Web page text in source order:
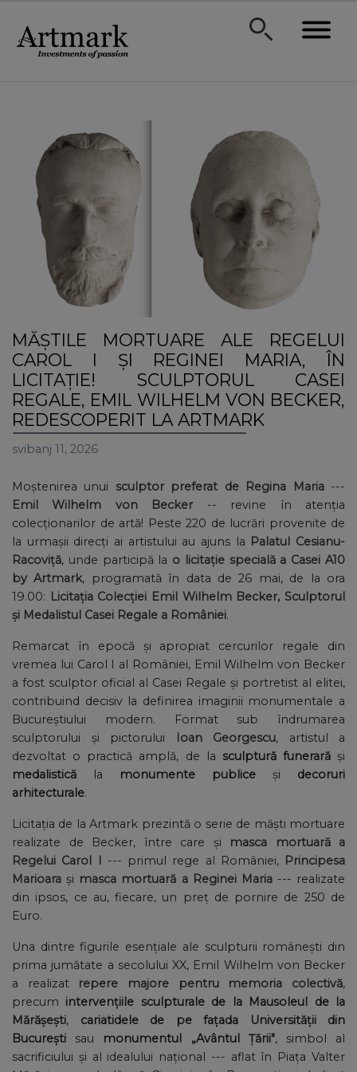
MĂȘTILE MORTUARE ALE REGELUI
CAROL I ȘI REGINEI MARIA, ÎN
LICITAȚIE! SCULPTORUL CASEI
REGALE, EMIL WILHELM VON BECKER,
REDESCOPERIT LA ARTMARK
svibanj 11, 2026
Moștenirea unui sculptor preferat de Regina Maria---
Emil Wilhelm von Becker-- revine în atenția
colecționarilor de artă! Peste 220 de lucrări provenite de
la urmașii direcți ai artistului au ajuns la Palatul Cesianu-
Racoviță, unde participă la o licitație specială a Casei A10
by Artmark, programată în data de 26 mai, de la ora
19.00: Licitația Colecției Emil Wilhelm Becker, Sculptorul
și Medalistul Casei Regale a României.
Remarcat în epocă și apropiat cercurilor regale din
vremea lui Carol I al României, Emil Wilhelm von Becker
a fost sculptor oficial al Casei Regale și portretist al elitei,
contribuind decisiv la definirea imaginii monumentale a
Bucureștiului modern. Format sub îndrumarea
sculptorului și pictorului
Ioan Georgescu, artistul a
dezvoltat o practică amplă, de la sculptură funerarăși
medalistică la monumente publice și decoruri
arhitecturale.
Licitația de la Artmark prezintă o serie de măști mortuare
realizate de Becker, între care și
masca mortuară a
Regelui Carol I
--- primul rege al României, Principesa
Marioara și masca mortuară a Reginei Maria--- realizate
din ipsos, ce au, fiecare, un preț de pornire de 250 de
Euro.
Una dintre figurile esențiale ale sculpturii românești din
prima jumătate a secolului XX, Emil Wilhelm von Becker
a realizat repere majore pentru memoria colectivă,
precum intervențiile sculpturale de la Mausoleul de la
Mărășești, cariatidele de pe fațada Universității din
București sau monumentul „Avântul Țării", simbol al
sacrificiului și al idealului național --- aflat în Piața Valter